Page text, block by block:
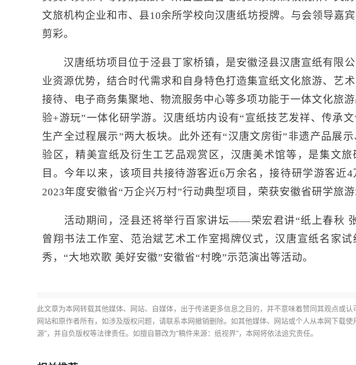
文旅机构企业和市、县10余所学校向汉唐纸坊授牌。与会领导嘉
剪彩。
汉唐纸坊项目位于泾县丁家桥镇，是安徽泾县汉唐宣纸有限公
业资源优势，结合时代需求和自身特色打造集宣纸文化旅游、艺
接待、电子商务集聚地、物流服务中心等多项功能于一体文化旅
验+游玩”一体化研学游。汉唐纸坊内设有“宣纸技艺发祥、传承
生产全过程展示”两大板块。此外还有“汉唐文房街”非遗产品展
验区，精美宣纸及衍生工艺品观赏区，汉唐美术馆等，是集文旅
目。今年以来，该项目共接待游客近6万余名，接待研学游客近
2023年度安徽省“万企兴万村”行动典型项目，荣获安徽省研学旅游
活动期间，泾县还将举行百家讲坛——荣宏君讲“纸上春秋 张
曾翔书法工作室、范治斌艺术工作室揭牌仪式，汉唐宣纸名家
秀，“大地欢歌 美好安徽”安徽省“村晚”示范演出等活动。
此文章为本网转载其他媒体、网站、自媒体，出于传递更多信息之目的，并不意味着赞同其观点或
网站和原作者所有，如涉及版权问题，请联系本网撤销删除。如其他媒体、网站或个人从本网下载
源”，并自负版权等法律责任。如擅自篡改为“稿件来源：纸视界”，本网将依法追究责任。